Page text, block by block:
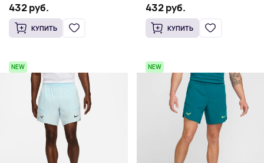
432 руб.
КУПИТЬ
432 руб.
КУПИТЬ
NEW NEW